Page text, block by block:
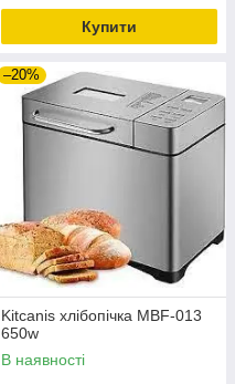
Купити
–20%
Kitcanis хлібопічка MBF-013
650w
В наявності